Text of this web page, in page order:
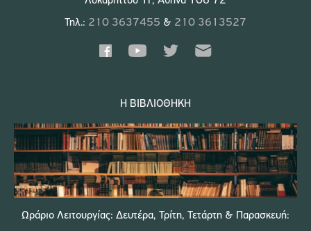
Τηλ.: 210 3637455 & 210 3613527
Η ΒΙΒΛΙΟΘΉΚΗ
Ωράριο Λειτουργίας: Δευτέρα, Τρίτη, Τετάρτη & Παρασκευή: